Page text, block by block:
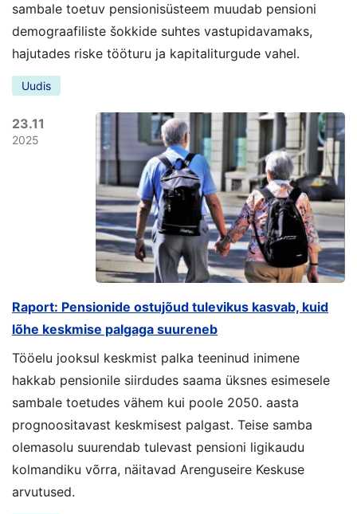
sambale toetuv pensionisüsteem muudab pensioni
demograafiliste šokkide suhtes vastupidavamaks,
hajutades riske tööturu ja kapitaliturgude vahel.
Uudis
23.11
2025
Raport: Pensionide ostujõud tulevikus kasvab, kuid
lõhe keskmise palgaga suureneb
Tööelu jooksul keskmist palka teeninud inimene
hakkab pensionile siirdudes saama üksnes esimesele
sambale toetudes vähem kui poole 2050. aasta
prognoositavast keskmisest palgast. Teise samba
olemasolu suurendab tulevast pensioni ligikaudu
kolmandiku võrra, näitavad Arenguseire Keskuse
arvutused.